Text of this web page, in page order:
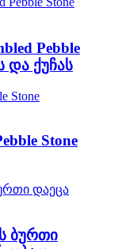
Pebble
და ქუჩას
Stone
ბურთი